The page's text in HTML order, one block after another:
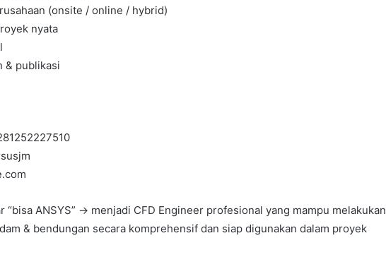
(onsite / online / hybrid)
nyata
& publikasi
“bisa ANSYS” → menjadi CFD Engineer profesional yang mampu melakukan
& bendungan secara komprehensif dan siap digunakan dalam proyek